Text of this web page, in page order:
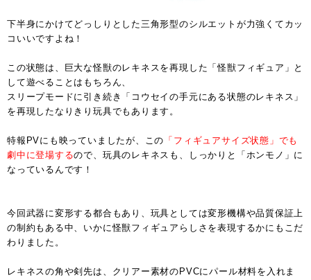
下半身にかけてどっしりとした三角形型のシルエットが力強くてカッ
コいいですよね！
この状態は、巨大な怪獣のレキネスを再現した「怪獣フィギュア」と
して遊べることはもちろん、
スリープモードに引き続き「コウセイの手元にある状態のレキネス」
を再現したなりきり玩具でもあります。
特報PVにも映っていましたが、この 「フィギュアサイズ状態」でも
劇中に登場するので、玩具のレキネスも、しっかりと「ホンモノ」に
なっているんです！
今回武器に変形する都合もあり、玩具としては変形機構や品質保証上
の制約もある中、いかに怪獣フィギュアらしさを表現するかにもこだ
わりました。
レキネスの角や剣先は、クリアー素材のPVCにパール材料を入れま